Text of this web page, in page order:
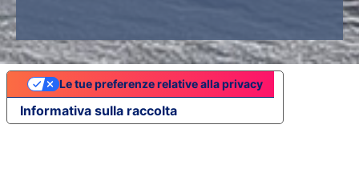
Informativa sulla raccolta
Le tue preferenze relative alla privacy